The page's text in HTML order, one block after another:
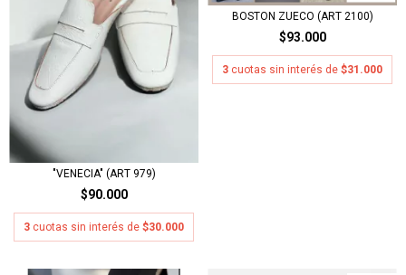
"VENECIA" (ART 979)
$90.000
3 cuotas sin interés de $30.000
BOSTON ZUECO (ART 2100)
$93.000
3 cuotas sin interés de $31.000